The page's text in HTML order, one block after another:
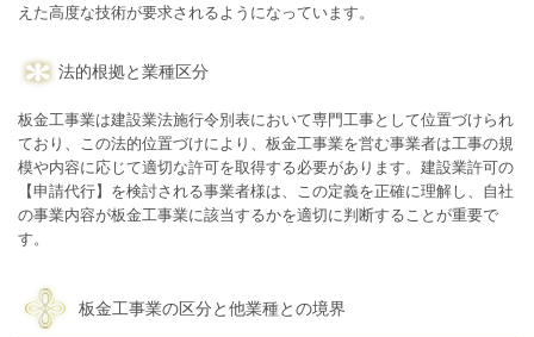
えた高度な技術が要求されるようになっています。
法的根拠と業種区分
板金工事業は建設業法施行令別表において専門工事として位置づけられ
ており、この法的位置づけにより、板金工事業を営む事業者は工事の規
模や内容に応じて適切な許可を取得する必要があります。建設業許可の
【申請代行】を検討される事業者様は、この定義を正確に理解し、自社
の事業内容が板金工事業に該当するかを適切に判断することが重要で
す。
板金工事業の区分と他業種との境界